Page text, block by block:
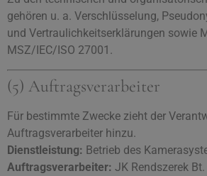
gehören u. a. Verschlüsselung,
und Vertraulichkeitserklärungen sowie
MSZ/IEC/ISO 27001.
(5) Auftragsverarbeiter
Für bestimmte Zwecke zieht der
Auftragsverarbeiter hinzu.
Dienstleistung: Betrieb des
Auftragsverarbeiter: JK Rendszerek